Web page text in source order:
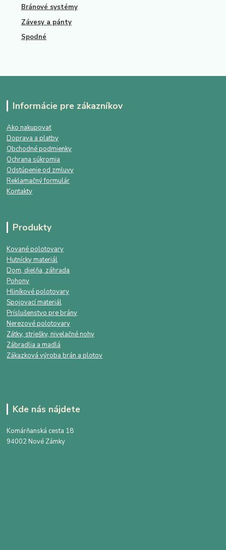
Bránové systémy
Závesy a pánty
Spodné
Informácie pre zákazníkov
Ako nakupovať
Doprava a platby
Obchodné podmienky
Ochrana súkromia
Odstúpenie od zmluvy
Reklamačný formulár
Kontakty
Produkty
Kované polotovary
Hutnícky materiál
Dom, dielňa, záhrada
Pohony
Hliníkové polotovary
Spojovací materiál
Príslušenstvo pre brány
Nerezové polotovary
Zátky, striešky, nivelačné nohy
Zábradlia a madlá
Zákazková výroba brán a plotov
Kde nás nájdete
Komárňanská cesta 18
94002 Nové Zámky